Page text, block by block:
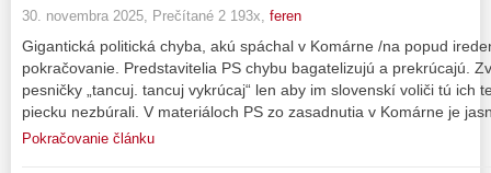
30. novembra 2025, Prečítané 2 193x, feren
Gigantická politická chyba, akú spáchal v Komárne /na popud
pokračovanie. Predstavitelia PS chybu bagatelizujú a prekrúcajú.
pesničky „tancuj. tancuj vykrúcaj“ len aby im slovenskí voliči tú ich
piecku nezbúrali. V materiáloch PS zo zasadnutia v Komárne je
Pokračovanie článku